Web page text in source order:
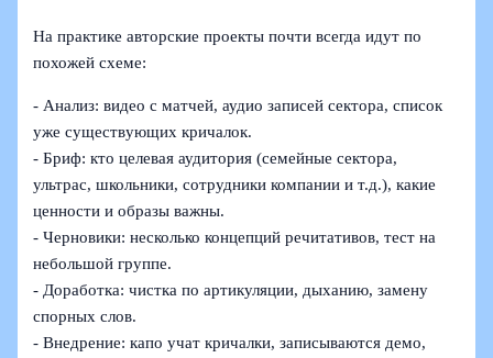
На практике авторские проекты почти всегда идут по
похожей схеме:
- Анализ: видео с матчей, аудио записей сектора, список
уже существующих кричалок.
- Бриф: кто целевая аудитория (семейные сектора,
ультрас, школьники, сотрудники компании и т.д.), какие
ценности и образы важны.
- Черновики: несколько концепций речитативов, тест на
небольшой группе.
- Доработка: чистка по артикуляции, дыханию, замену
спорных слов.
- Внедрение: капо учат кричалки, записываются демо,